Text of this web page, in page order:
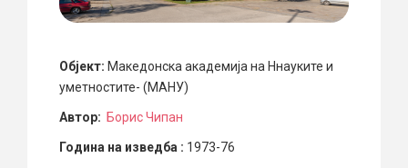
Објект: Македонска академија на Ннауките и
уметностите- (МАНУ)
Автор: Борис Чипан
Година на изведба : 1973-76